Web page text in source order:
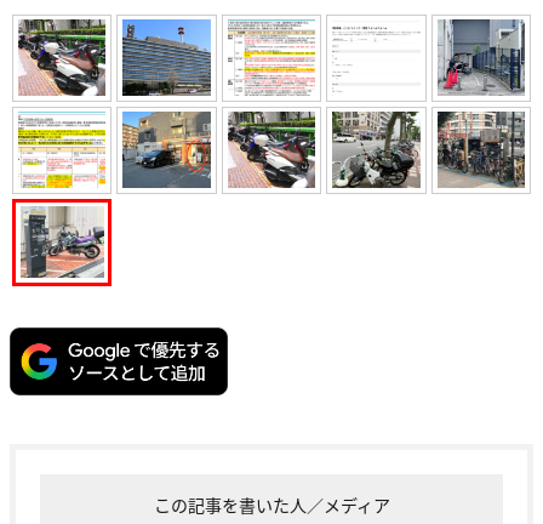
この記事を書いた人／メディア